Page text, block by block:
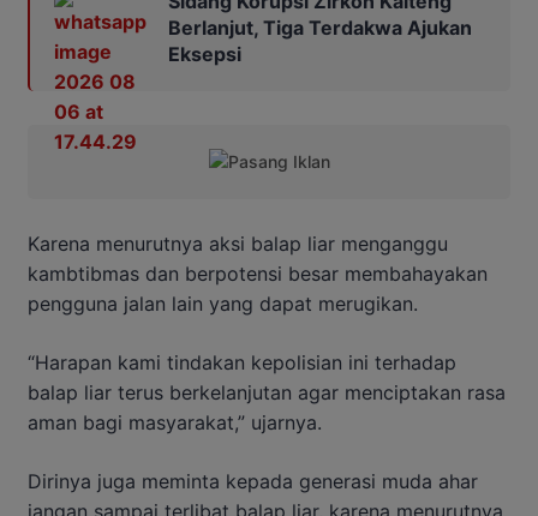
Berlanjut, Tiga Terdakwa Ajukan
Eksepsi
Karena menurutnya aksi balap liar menganggu
kambtibmas dan berpotensi besar membahayakan
pengguna jalan lain yang dapat merugikan.
“Harapan kami tindakan kepolisian ini terhadap
balap liar terus berkelanjutan agar menciptakan rasa
aman bagi masyarakat,” ujarnya.
Dirinya juga meminta kepada generasi muda ahar
jangan sampai terlibat balap liar, karena menurutnya